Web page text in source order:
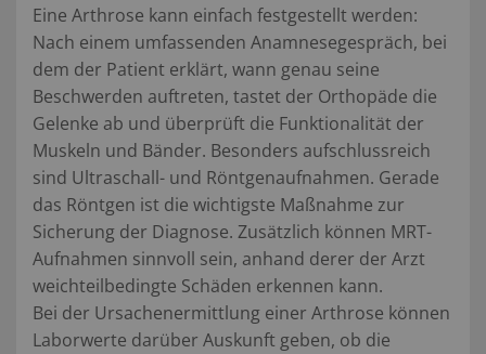
Eine Arthrose kann einfach festgestellt werden:
Nach einem umfassenden Anamnesegespräch, bei
dem der Patient erklärt, wann genau seine
Beschwerden auftreten, tastet der Orthopäde die
Gelenke ab und überprüft die Funktionalität der
Muskeln und Bänder. Besonders aufschlussreich
sind Ultraschall- und Röntgenaufnahmen. Gerade
das Röntgen ist die wichtigste Maßnahme zur
Sicherung der Diagnose. Zusätzlich können MRT-
Aufnahmen sinnvoll sein, anhand derer der Arzt
weichteilbedingte Schäden erkennen kann.
Bei der Ursachenermittlung einer Arthrose können
Laborwerte darüber Auskunft geben, ob die